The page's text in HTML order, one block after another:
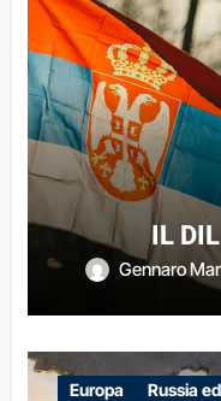
IL
Gennaro
Europa Russia